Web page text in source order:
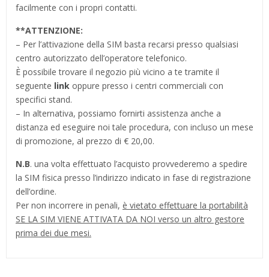
facilmente con i propri contatti.
**ATTENZIONE:
– Per l’attivazione della SIM basta recarsi presso qualsiasi
centro autorizzato dell’operatore telefonico.
È possibile trovare il negozio più vicino a te tramite il
seguente link oppure presso i centri commerciali con
specifici stand.
– In alternativa, possiamo fornirti assistenza anche a
distanza ed eseguire noi tale procedura, con incluso un mese
di promozione, al prezzo di € 20,00.
N.B. una volta effettuato l’acquisto provvederemo a spedire
la SIM fisica presso l’indirizzo indicato in fase di registrazione
dell’ordine.
Per non incorrere in penali, è vietato effettuare la portabilità
SE LA SIM VIENE ATTIVATA DA NOI verso un altro gestore
prima dei due mesi.